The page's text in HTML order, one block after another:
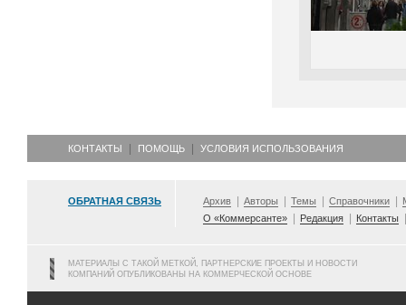
КОНТАКТЫ ПОМОЩЬ УСЛОВИЯ ИСПОЛЬЗОВАНИЯ
ОБРАТНАЯ СВЯЗЬ Архив Авторы Темы Справочники
О «Коммерсанте»
Редакция Контакты
МАТЕРИАЛЫ С ТАКОЙ МЕТКОЙ, ПАРТНЕРСКИЕ ПРОЕКТЫ И НОВОСТИ
КОМПАНИЙ ОПУБЛИКОВАНЫ НА КОММЕРЧЕСКОЙ ОСНОВЕ